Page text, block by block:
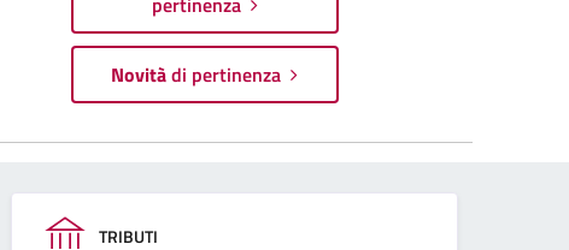
Novitàdi pertinenza
TRIBUTI